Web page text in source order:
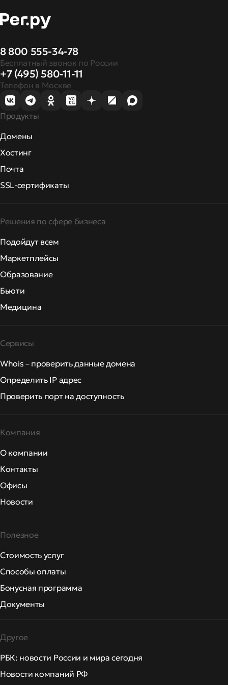
8 800 555-34-78
Бесплатный звонок по России
+7 (495) 580-11-11
Телефон в Москве
Продукты
Домены
Хостинг
Почта
SSL-сертификаты
Решения по сфере бизнеса
Подойдут всем
Маркетплейсы
Образование
Бьюти
Медицина
Сервисы
Whois – проверить данные домена
Определить IP адрес
Проверить порт на доступность
Компания
О компании
Контакты
Офисы
Новости
Полезное
Стоимость услуг
Способы оплаты
Бонусная программа
Документы
Другое
РБК: новости России и мира сегодня
Новости компаний РФ